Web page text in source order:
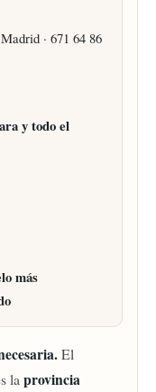
· 671 64 86
y todo el
más
El
la provincia